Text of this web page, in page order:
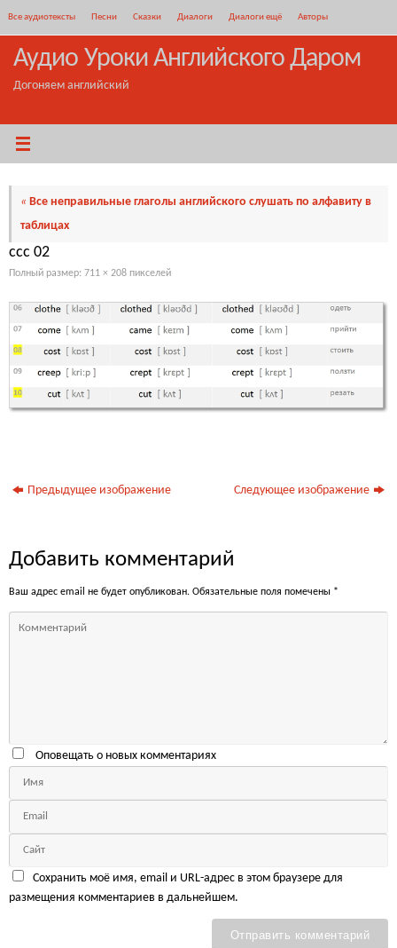
содержимому
Все аудиотексты Песни Сказки Диалоги Диалоги ещё Авторы
Аудио Уроки Английского Даром
Догоняем английский
« Все неправильные глаголы английского слушать по алфавиту в
таблицах
ccc 02
Полный размер: 711 × 208 пикселей
Предыдущее изображение Следующее изображение
Добавить комментарий
Ваш адрес email не будет опубликован. Обязательные поля помечены *
Оповещать о новых комментариях
Сохранить моё имя, email и URL-адрес в этом браузере для
размещения комментариев в дальнейшем.